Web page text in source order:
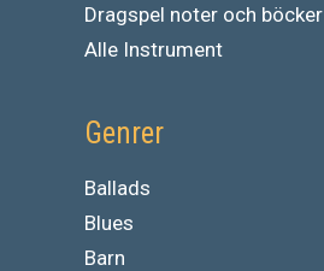
Dragspel noter och böcker
Alle Instrument
Genrer
Ballads
Blues
Barn